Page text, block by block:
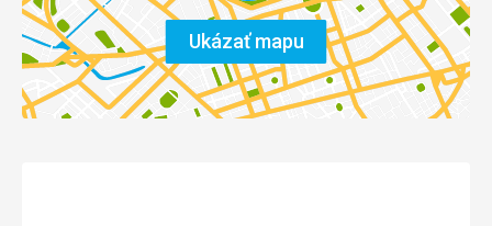
Ukázať mapu